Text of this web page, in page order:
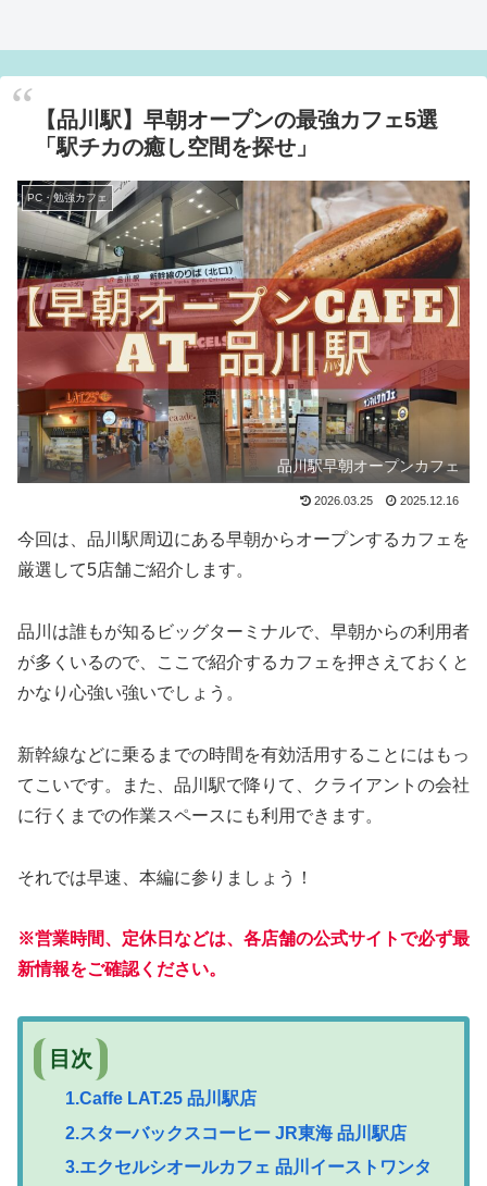
【品川駅】早朝オープンの最強カフェ5選
「駅チカの癒し空間を探せ」
PC・勉強カフェ
品川駅早朝オープンカフェ
2026.03.25 2025.12.16
今回は、品川駅周辺にある早朝からオープンするカフェを
厳選して5店舗ご紹介します。
品川は誰もが知るビッグターミナルで、早朝からの利用者
が多くいるので、ここで紹介するカフェを押さえておくと
かなり心強い強いでしょう。
新幹線などに乗るまでの時間を有効活用することにはもっ
てこいです。また、品川駅で降りて、クライアントの会社
に行くまでの作業スペースにも利用できます。
それでは早速、本編に参りましょう！
※営業時間、定休日などは、各店舗の公式サイトで必ず最
新情報をご確認ください。
目次
1.Caffe LAT.25 品川駅店
2.スターバックスコーヒー JR東海 品川駅店
3.エクセルシオールカフェ 品川イーストワンタ